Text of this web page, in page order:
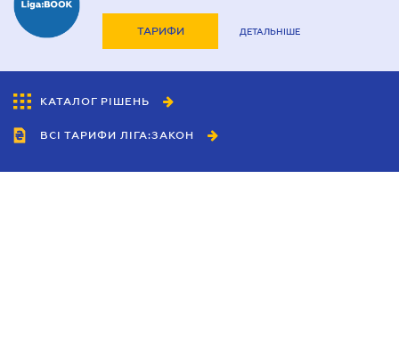
ТАРИФИ ДЕТАЛЬНІШЕ
КАТАЛОГ РІШЕНЬ
ВСІ ТАРИФИ ЛІГА:ЗАКОН